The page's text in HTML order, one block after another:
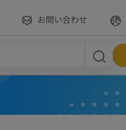
お問い合わせ